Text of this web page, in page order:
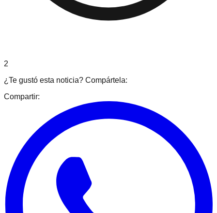
2
¿Te gustó esta noticia? Compártela:
Compartir: